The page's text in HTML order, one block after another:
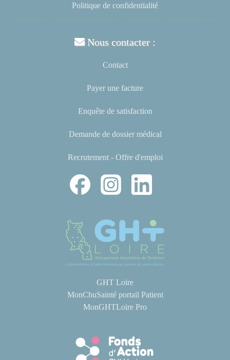
Politique de confidentialité
Nous contacter :
Contact
Payer une facture
Enquête de satisfaction
Demande de dossier médical
Recrutement - Offre d'emploi
GHT Loire
MonChuSainté portail Patient
MonGHTLoire Pro